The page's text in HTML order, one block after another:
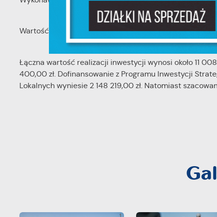
Wartość realizacji zadania 2 wyniesie 6 500 000,00 zł.
Łączna wartość realizacji inwestycji wynosi około 11
400,00 zł. Dofinansowanie z Programu Inwestycji
Lokalnych wyniesie 2 148 219,00 zł. Natomiast